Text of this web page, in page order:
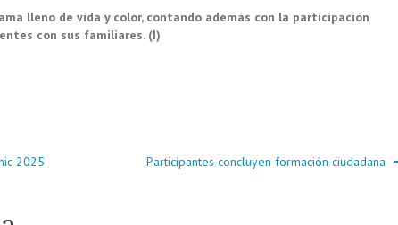
lleno de vida y color, contando además con la participación
con sus familiares. (I)
2025 Participantes concluyen formación ciudadana